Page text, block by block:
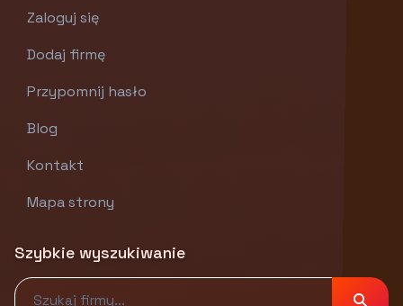
Zaloguj się
Dodaj firmę
Przypomnij hasło
Blog
Kontakt
Mapa strony
Szybkie wyszukiwanie